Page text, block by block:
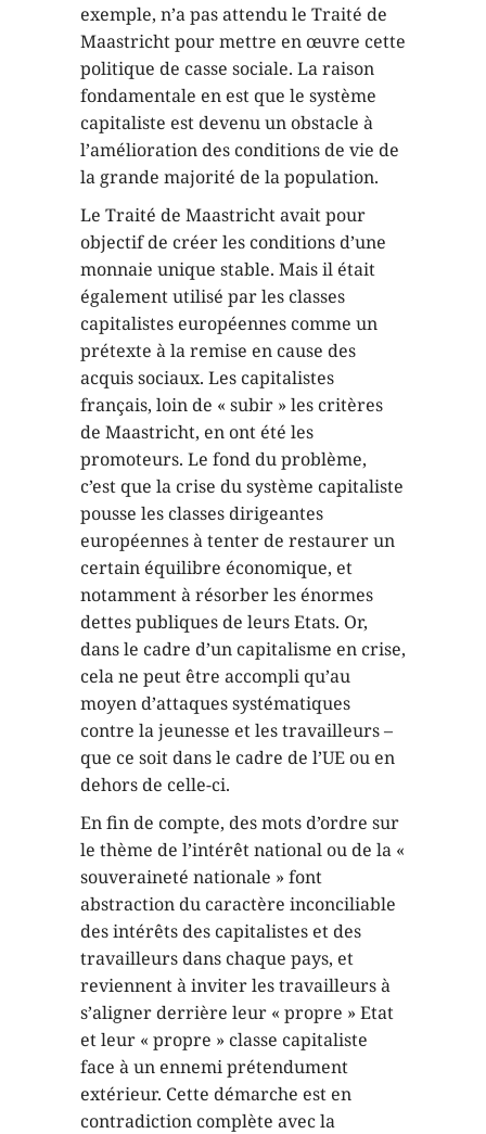
exemple, n’a pas attendu le Traité de
Maastricht pour mettre en œuvre cette
politique de casse sociale. La raison
fondamentale en est que le système
capitaliste est devenu un obstacle à
l’amélioration des conditions de vie de
la grande majorité de la population.
Le Traité de Maastricht avait pour
objectif de créer les conditions d’une
monnaie unique stable. Mais il était
également utilisé par les classes
capitalistes européennes comme un
prétexte à la remise en cause des
acquis sociaux. Les capitalistes
français, loin de « subir » les critères
de Maastricht, en ont été les
promoteurs. Le fond du problème,
c’est que la crise du système capitaliste
pousse les classes dirigeantes
européennes à tenter de restaurer un
certain équilibre économique, et
notamment à résorber les énormes
dettes publiques de leurs Etats. Or,
dans le cadre d’un capitalisme en crise,
cela ne peut être accompli qu’au
moyen d’attaques systématiques
contre la jeunesse et les travailleurs –
que ce soit dans le cadre de l’UE ou en
dehors de celle-ci.
En fin de compte, des mots d’ordre sur
le thème de l’intérêt national ou de la «
souveraineté nationale » font
abstraction du caractère inconciliable
des intérêts des capitalistes et des
travailleurs dans chaque pays, et
reviennent à inviter les travailleurs à
s’aligner derrière leur « propre » Etat
et leur « propre » classe capitaliste
face à un ennemi prétendument
extérieur. Cette démarche est en
contradiction complète avec la